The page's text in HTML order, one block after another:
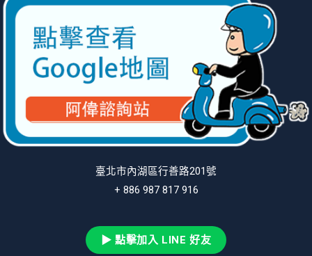
臺北市內湖區行善路201號
+ 886 987 817 916
▶ 點擊加入 LINE 好友